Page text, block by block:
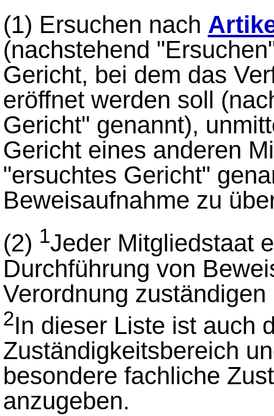
(1) Ersuchen nach
(nachstehend
Gericht, bei dem das
eröffnet werden soll
Gericht" genannt),
Gericht eines anderen
"ersuchtes Gericht"
Beweisaufnahme zu
(2) 1Jeder Mitgliedstaat
Durchführung von
Verordnung zuständigen
2In dieser Liste ist auch
Zuständigkeitsbereich
besondere fachliche
anzugeben.